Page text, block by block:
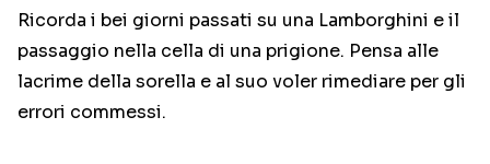
Ricorda i bei giorni passati su una Lamborghini e il
passaggio nella cella di una prigione. Pensa alle
lacrime della sorella e al suo voler rimediare per gli
errori commessi.